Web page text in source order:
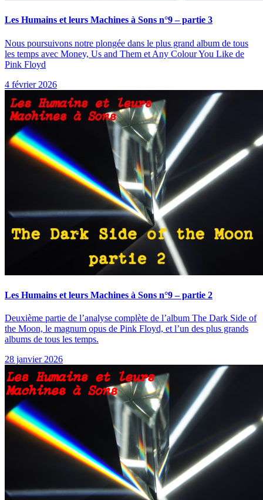
Les Humains et leurs Machines à Sons n°9 – partie 3
Nous poursuivons notre plongée dans le plus grand album de tous
les temps avec Money, Us and Them et Any Colour You Like de
Pink Floyd
4 février 2026
Les Humains et leurs Machines à Sons n°9 – partie 2
Deuxième partie de l’analyse complète de l’album The Dark Side of
the Moon, le magnum opus de Pink Floyd, et l’un des plus grands
albums de tous les temps.
28 janvier 2026